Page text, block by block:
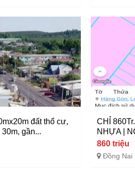
đất thổ cư,
gần...
CHỈ
NHỰA |
860 triệu
Đồng Nai